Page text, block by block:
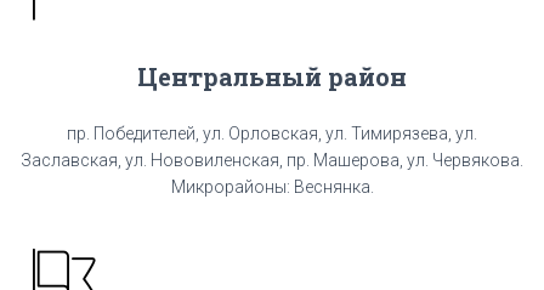
Центральный район
пр. Победителей, ул. Орловская, ул. Тимирязева, ул.
Заславская, ул. Нововиленская, пр. Машерова, ул. Червякова.
Микрорайоны: Веснянка.